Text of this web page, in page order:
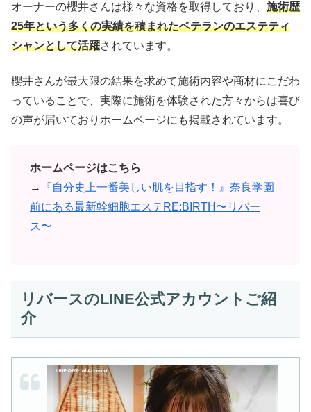
オーナーの櫻井さんは様々な資格を取得しており、 施術歴
25年という多くの実績を積まれたベテランのエステティ
シャンとして活躍されています。
櫻井さんが最大限の結果を求めて施術内容や商材にこだわ
っていることで、実際に施術を体験された方々からは喜び
の声が届いておりホームページにも掲載されています。
ホームページはこちら
→
『自分史上一番美しい肌を目指す！』奈良学園
前にある最新幹細胞エステRE:BIRTH〜リバー
ス〜
リバースのLINE公式アカウントご紹
介